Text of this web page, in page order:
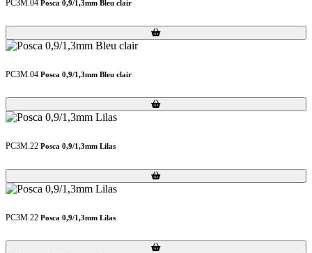
PC3M.04 Posca 0,9/1,3mm Bleu clair
Loading...
Loading...
PC3M.04 Posca 0,9/1,3mm Bleu clair
Loading...
Loading...
PC3M.22 Posca 0,9/1,3mm Lilas
Loading...
Loading...
PC3M.22 Posca 0,9/1,3mm Lilas
Loading...
Loading...